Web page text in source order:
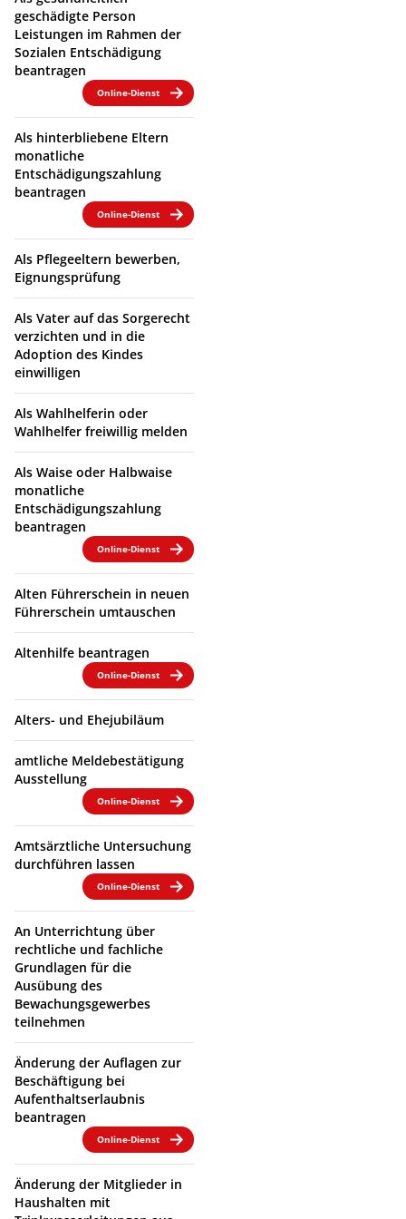
geschädigte Person
Leistungen im Rahmen der
Sozialen Entschädigung
beantragen
Online-Dienst
Als hinterbliebene Eltern
monatliche
Entschädigungszahlung
beantragen
Online-Dienst
Als Pflegeeltern bewerben,
Eignungsprüfung
Als Vater auf das Sorgerecht
verzichten und in die
Adoption des Kindes
einwilligen
Als Wahlhelferin oder
Wahlhelfer freiwillig melden
Als Waise oder Halbwaise
monatliche
Entschädigungszahlung
beantragen
Online-Dienst
Alten Führerschein in neuen
Führerschein umtauschen
Altenhilfe beantragen
Online-Dienst
Alters- und Ehejubiläum
amtliche Meldebestätigung
Ausstellung
Online-Dienst
Amtsärztliche Untersuchung
durchführen lassen
Online-Dienst
An Unterrichtung über
rechtliche und fachliche
Grundlagen für die
Ausübung des
Bewachungsgewerbes
teilnehmen
Änderung der Auflagen zur
Beschäftigung bei
Aufenthaltserlaubnis
beantragen
Online-Dienst
Änderung der Mitglieder in
Haushalten mit